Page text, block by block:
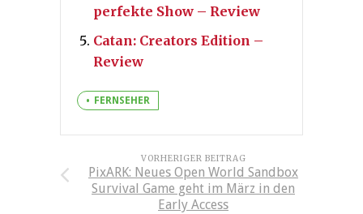
perfekte Show – Review
Catan: Creators Edition –
Review
FERNSEHER
VORHERIGER BEITRAG
PixARK: Neues Open World Sandbox
Survival Game geht im März in den
Early Access